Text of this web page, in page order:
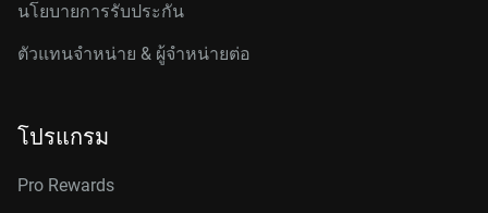
นโยบายการรับประกัน
ตัวแทนจำหน่าย & ผู้จำหน่ายต่อ
โปรแกรม
Pro Rewards